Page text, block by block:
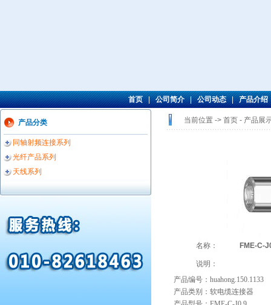
首页|公司简介|公司动态|产品介绍
产品分类
同轴射频连接系列
光纤产品系列
天线系列
当前位置 -> 首页 - 产品展
名称： FME-C-
说明：
产品编号：huahong.150.1133
产品类别：软电缆连接器